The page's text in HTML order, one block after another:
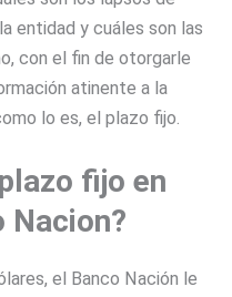
entidad y cuáles son las
con el fin de otorgarle
atinente a la
lo es, el plazo fijo.
fijo en
Nacion?
el Banco Nación le